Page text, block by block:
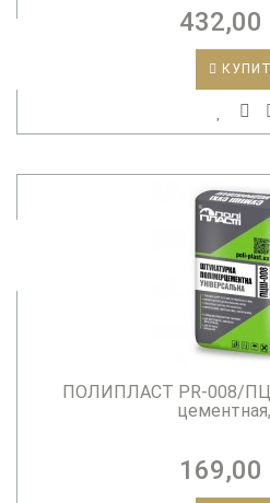
432,00
ПОЛИПЛАСТ PR-008/
169,00